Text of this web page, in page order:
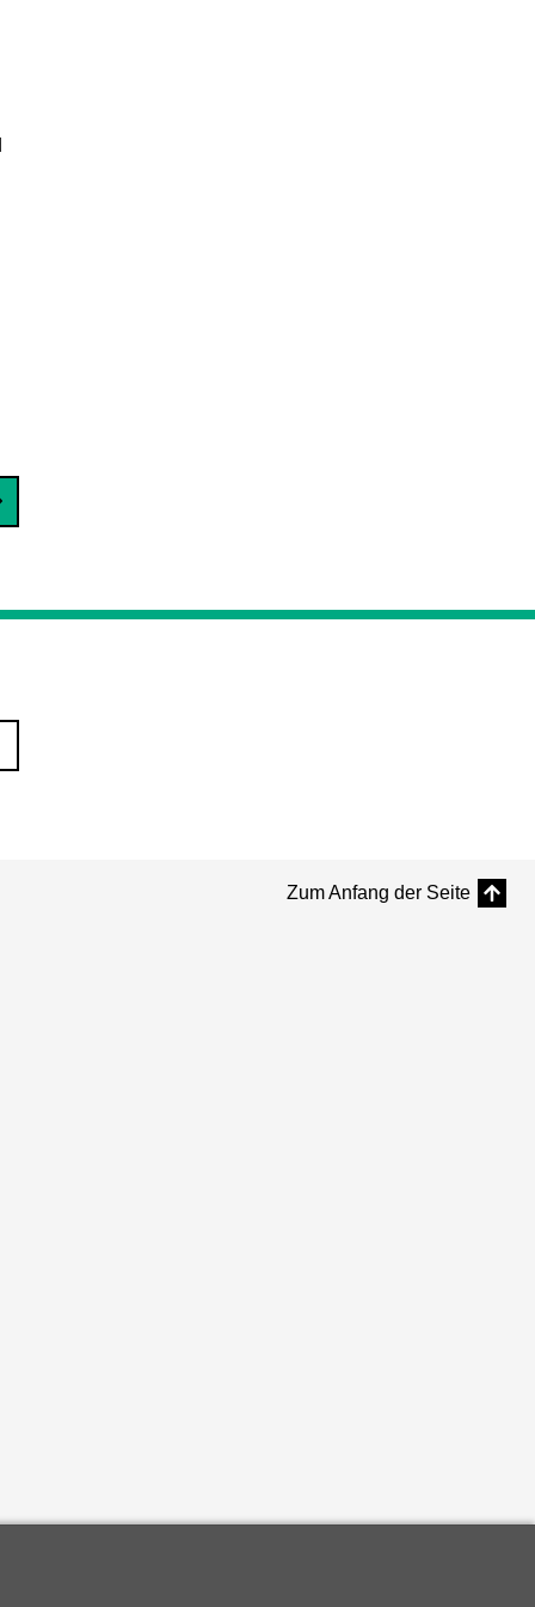
Zum Anfang der Seite